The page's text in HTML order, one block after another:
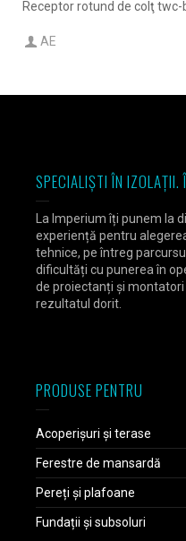
Receptor rotund de colţ twc-
AE
SPECIALIȘTI ÎN IZOLAȚII.
La Imperium îți punem la
experiență pentru
tehnice, pe întreg
dificultăți cu punerea în
de proiectanți și
rezultatul dorit.
PRODUSE PENTRU
Acoperișuri și terase
Ferestre de mansardă
Pereți și plafoane
Fundații și subsoluri